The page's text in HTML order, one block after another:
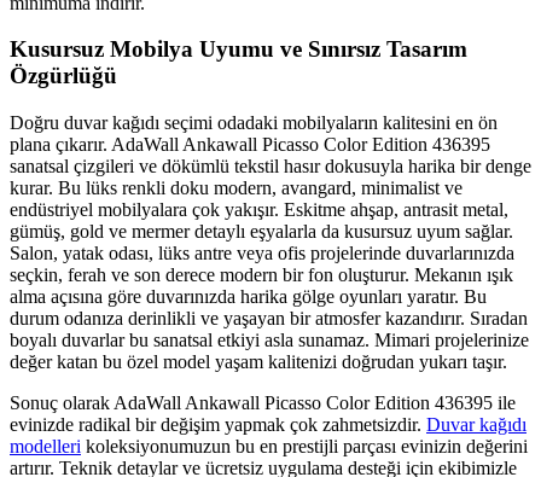
Kusursuz Mobilya Uyumu ve Sınırsız Tasarım
Özgürlüğü
Doğru duvar kağıdı seçimi odadaki mobilyaların kalitesini en ön
plana çıkarır. AdaWall Ankawall Picasso Color Edition 436395
sanatsal çizgileri ve dökümlü tekstil hasır dokusuyla harika bir denge
kurar. Bu lüks renkli doku modern, avangard, minimalist ve
endüstriyel mobilyalara çok yakışır. Eskitme ahşap, antrasit metal,
gümüş, gold ve mermer detaylı eşyalarla da kusursuz uyum sağlar.
Salon, yatak odası, lüks antre veya ofis projelerinde duvarlarınızda
seçkin, ferah ve son derece modern bir fon oluşturur. Mekanın ışık
alma açısına göre duvarınızda harika gölge oyunları yaratır. Bu
durum odanıza derinlikli ve yaşayan bir atmosfer kazandırır. Sıradan
boyalı duvarlar bu sanatsal etkiyi asla sunamaz. Mimari projelerinize
değer katan bu özel model yaşam kalitenizi doğrudan yukarı taşır.
Sonuç olarak AdaWall Ankawall Picasso Color Edition 436395 ile
evinizde radikal bir değişim yapmak çok zahmetsizdir. Duvar kağıdı
modelleri koleksiyonumuzun bu en prestijli parçası evinizin değerini
artırır. Teknik detaylar ve ücretsiz uygulama desteği için ekibimizle